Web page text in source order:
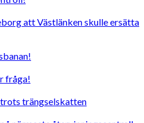
att Västlänken skulle ersätta
fråga!
trängselskatten